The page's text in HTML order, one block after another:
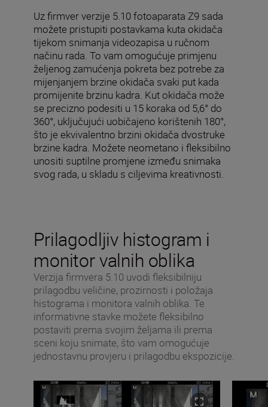
Uz firmver verzije 5.10 fotoaparata Z9 sada
možete pristupiti postavkama kuta okidača
tijekom snimanja videozapisa u ručnom
načinu rada. To vam omogućuje primjenu
željenog zamućenja pokreta bez potrebe za
mijenjanjem brzine okidača svaki put kada
promijenite brzinu kadra. Kut okidača može
se precizno podesiti u 15 koraka od 5,6° do
360°, uključujući uobičajeno korištenih 180°,
što je ekvivalentno brzini okidača dvostruke
brzine kadra. Možete neometano i fleksibilno
unositi suptilne promjene između snimaka
svog rada, u skladu s ciljevima kreativnosti.
Prilagodljiv histogram i
monitor valnih oblika
Verzija firmvera 5.10 uvodi fleksibilniju
prilagodbu veličine, prozirnosti i položaja
histograma i monitora valnih oblika. Te
informativne stavke možete fleksibilno
postaviti prema svojim željama ili prema
sceni koju snimate, što vam omogućuje
jednostavnu provjeru i prilagodbu ekspozicije.